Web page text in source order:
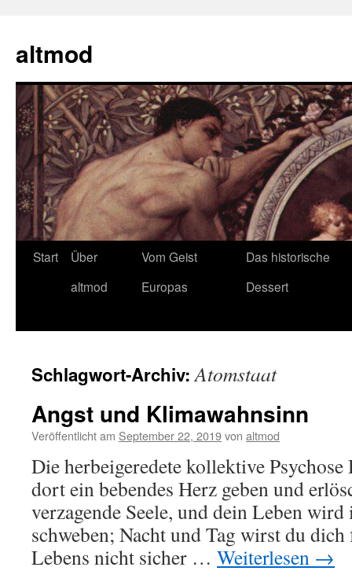
springen
altmod
Start
Über
altmod
Vom Geist
Europas
Das historische
Dessert
Schlagwort-Archiv:Atomstaat
Angst und Klimawahnsinn
Veröffentlicht am September 22, 2019von altmod
Die herbeigeredete kollektive
dort ein bebendes Herz geben und
verzagende Seele, und dein Leben
schweben; Nacht und Tag wirst du
Lebens nicht sicher … Weiterlesen →